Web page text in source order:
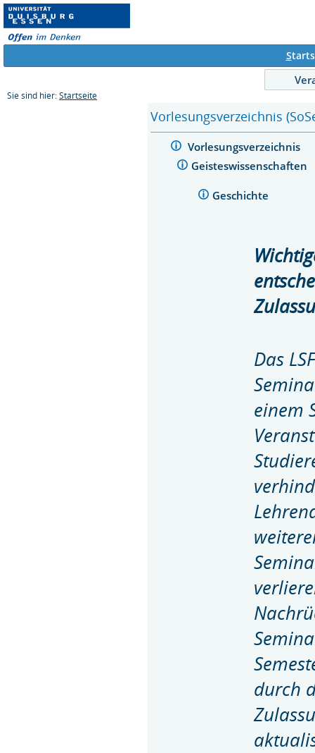
S
Sie sind hier: Startseite
Vorlesungsverzeichnis
Vorlesungsverzeichnis
Geisteswissenschaften
Geschichte
Das
einem
durch